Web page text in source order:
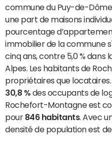
commune du Puy-de-
une part de maisons
pourcentage
immobilier de la commune
cinq ans, contre 5,0 % dans
Alpes. Les habitants de
propriétaires que
30,8 % des occupants de
Rochefort-Montagne est
pour 846 habitants. Avec
densité de population est